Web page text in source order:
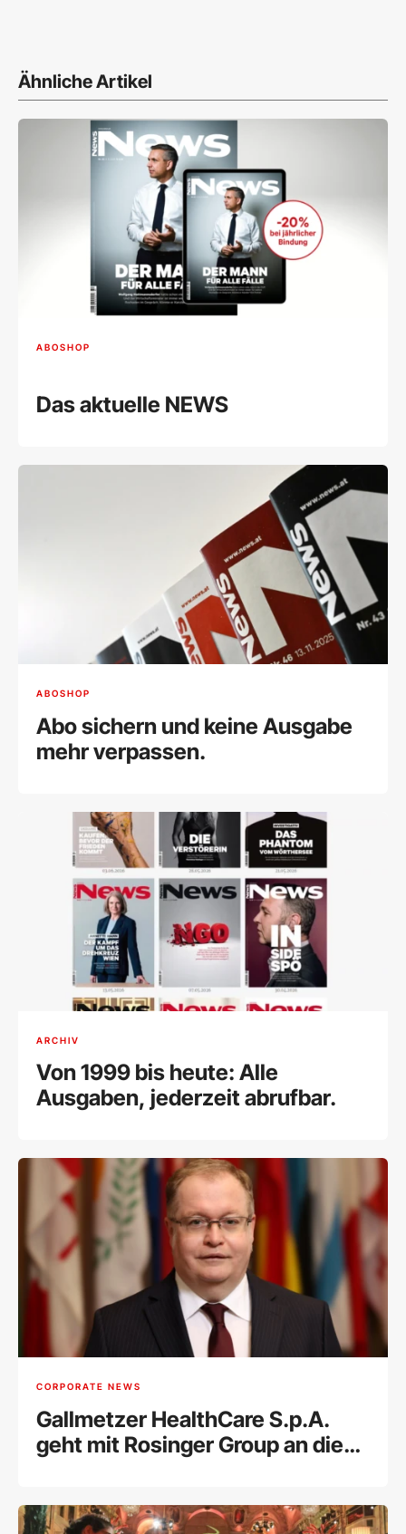
Ähnliche Artikel
ABOSHOP
Das aktuelle NEWS
ABOSHOP
Abo sichern und keine Ausgabe
mehr verpassen.
ARCHIV
Von 1999 bis heute: Alle
Ausgaben, jederzeit abrufbar.
CORPORATE NEWS
Gallmetzer HealthCare S.p.A.
geht mit Rosinger Group an die